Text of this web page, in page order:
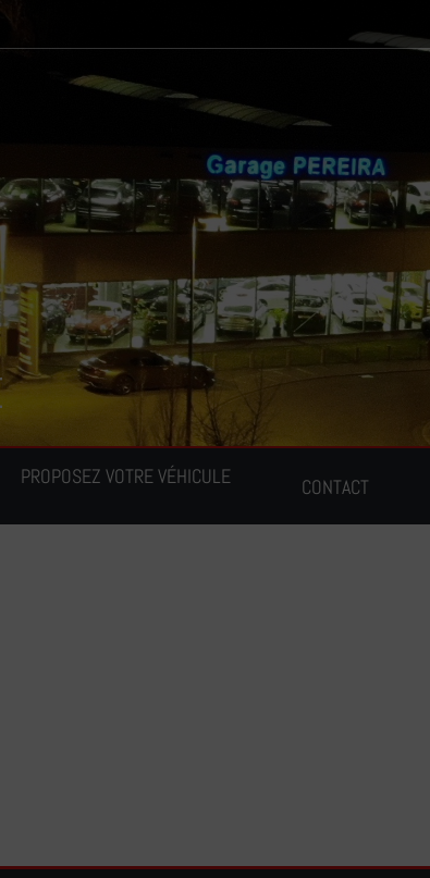
PROPOSEZ VOTRE VÉHICULE CONTACT